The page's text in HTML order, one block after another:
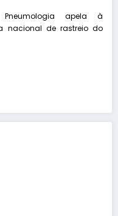
apela à
nacional de rastreio do